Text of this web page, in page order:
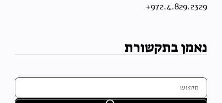
972.4.829.2329+
נאמן בתקשורת